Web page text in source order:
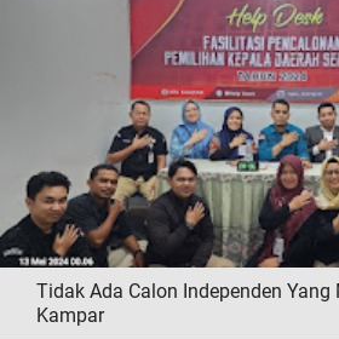
Tidak Ada Calon Independen
Kampar